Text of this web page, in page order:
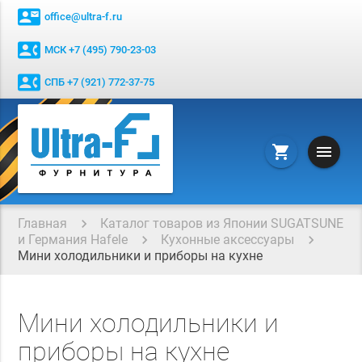
contact_mail office@ultra-f.ru
contact_phone МСК +7 (495) 790-23-03
contact_phone СПБ +7 (921) 772-37-75
shopping_cart menu
Главная
Каталог товаров из Японии SUGATSUNE
и Германия Hafele
Кухонные аксессуары
Мини холодильники и приборы на кухне
Мини холодильники и
приборы на кухне